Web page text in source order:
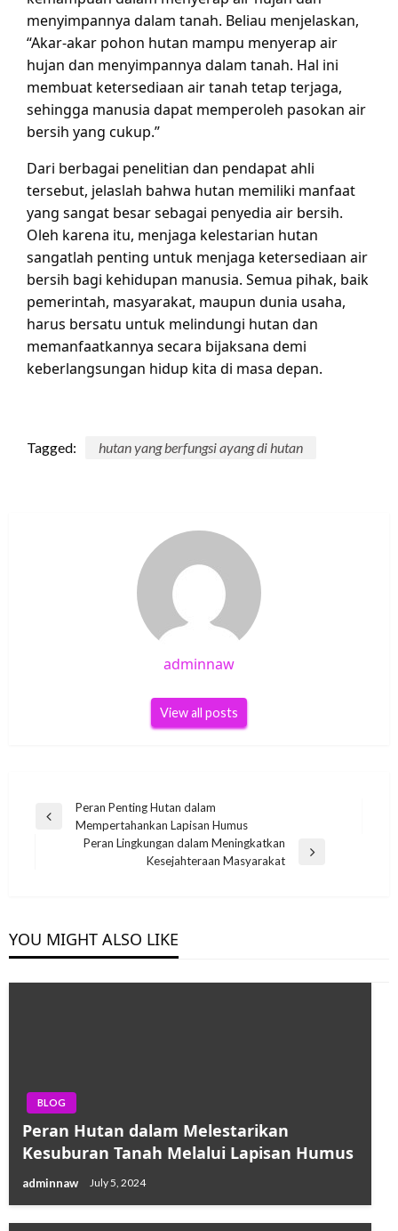
menyimpannya dalam tanah. Beliau menjelaskan,
“Akar-akar pohon hutan mampu menyerap air
hujan dan menyimpannya dalam tanah. Hal ini
membuat ketersediaan air tanah tetap terjaga,
sehingga manusia dapat memperoleh pasokan air
bersih yang cukup.”
Dari berbagai penelitian dan pendapat ahli
tersebut, jelaslah bahwa hutan memiliki manfaat
yang sangat besar sebagai penyedia air bersih.
Oleh karena itu, menjaga kelestarian hutan
sangatlah penting untuk menjaga ketersediaan air
bersih bagi kehidupan manusia. Semua pihak, baik
pemerintah, masyarakat, maupun dunia usaha,
harus bersatu untuk melindungi hutan dan
memanfaatkannya secara bijaksana demi
keberlangsungan hidup kita di masa depan.
Tagged: hutan yang berfungsi ayang di hutan
adminnaw
View all posts
Post
navigation
Previous
Peran Penting Hutan dalam
Mempertahankan Lapisan Humus
Peran Lingkungan dalam Meningkatkan
Kesejahteraan Masyarakat
YOU MIGHT ALSO LIKE
BLOG
Peran Hutan dalam Melestarikan
Kesuburan Tanah Melalui Lapisan Humus
adminnaw July 5, 2024